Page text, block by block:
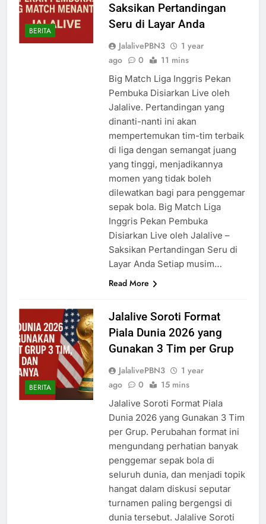
BERITA
Saksikan Pertandingan
Seru di Layar Anda
JalalivePBN3
1 year
ago
0 11 mins
Big Match Liga Inggris Pekan
Pembuka Disiarkan Live oleh
Jalalive. Pertandingan yang
dinanti-nanti ini akan
mempertemukan tim-tim terbaik
di liga dengan semangat juang
yang tinggi, menjadikannya
momen yang tidak boleh
dilewatkan bagi para penggemar
sepak bola. Big Match Liga
Inggris Pekan Pembuka
Disiarkan Live oleh Jalalive –
Saksikan Pertandingan Seru di
Layar Anda Setiap musim…
Read More
BERITA
Jalalive Soroti Format
Piala Dunia 2026 yang
Gunakan 3 Tim per Grup
JalalivePBN3
1 year
ago
0 15 mins
Jalalive Soroti Format Piala
Dunia 2026 yang Gunakan 3 Tim
per Grup. Perubahan format ini
mengundang perhatian banyak
penggemar sepak bola di
seluruh dunia, dan menjadi topik
hangat dalam diskusi seputar
turnamen paling bergengsi di
dunia tersebut. Jalalive Soroti